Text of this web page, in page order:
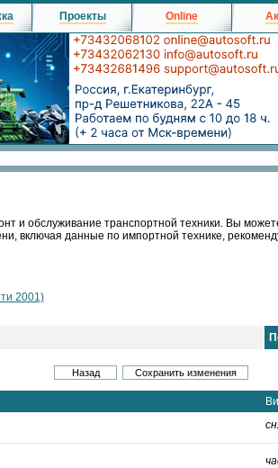
Проекты Online
и обслуживание транспортной техники. Вы
включая данные по импортной технике,
2001)